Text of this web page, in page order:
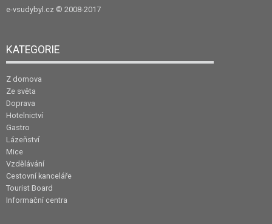
e-vsudybyl.cz © 2008-2017
KATEGORIE
Z domova
Ze světa
Doprava
Hotelnictví
Gastro
Lázeňství
Mice
Vzdělávání
Cestovní kanceláře
Tourist Board
Informační centra